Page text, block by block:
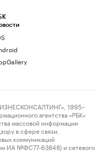
1995–
агентства «РБК»
массовой информации
в сфере связи,
коммуникаций
ИА №ФС77-63848) и сетевого